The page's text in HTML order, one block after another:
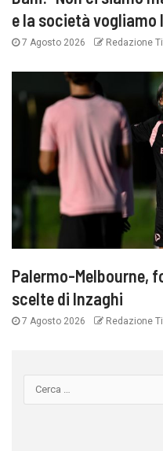
e la società vogliamo
7 Agosto 2026 Redazione
Palermo-Melbourne,
scelte di Inzaghi
7 Agosto 2026 Redazione